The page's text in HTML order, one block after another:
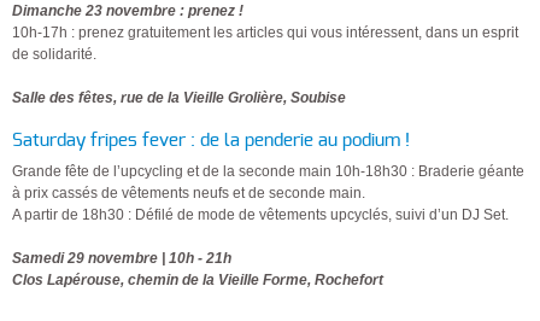
Dimanche 23 novembre : prenez !
10h-17h : prenez gratuitement les articles qui vous intéressent, dans un esprit
de solidarité.
Salle des fêtes, rue de la Vieille Grolière, Soubise
Saturday fripes fever : de la penderie au podium !
Grande fête de l’upcycling et de la seconde main 10h-18h30 : Braderie géante
à prix cassés de vêtements neufs et de seconde main.
A partir de 18h30 : Défilé de mode de vêtements upcyclés, suivi d’un DJ Set.
Samedi 29 novembre | 10h - 21h
Clos Lapérouse, chemin de la Vieille Forme, Rochefort